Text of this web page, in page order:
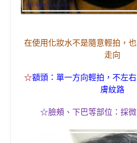
在使用化妝水不是隨意輕拍，
走向
☆額頭：單一方向輕拍，不左
膚紋路
☆臉頰、下巴等部位：採